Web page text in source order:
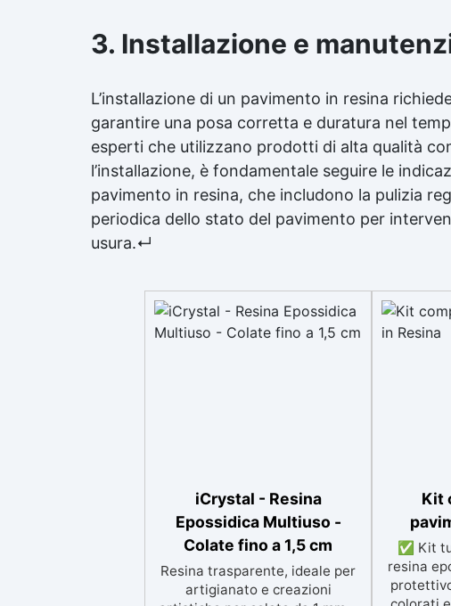
3. Installazione e
L’installazione di un pavimento in resina
garantire una posa corretta e duratura nel
esperti che utilizzano prodotti di alta qualità
l’installazione, è fondamentale seguire le
pavimento in resina, che includono la pulizia
periodica dello stato del pavimento per
usura.↵
iCrystal - Resina
Epossidica Multiuso -
Colate fino a 1,5 cm
Resina trasparente, ideale per
artigianato e creazioni
Kit
✅ Kit
resina